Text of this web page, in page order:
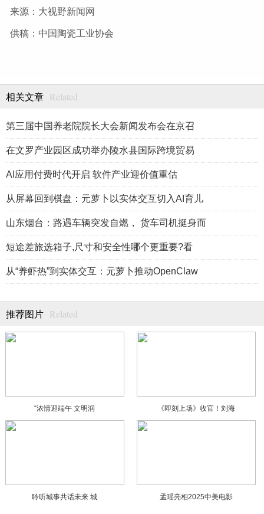
来源：大视野新闻网
供稿：中国陶瓷工业协会
相关文章 Related
第三届中国养老院院长大会新闻发布会在京召
在文罗产业园区成功举办陵水县国际跨境贸易
AI应用付费时代开启 软件产业迎价值重估
从屏幕回到棋盘：元萝卜以实体交互切入AI育儿
山东烟台：路遇车辆突发自燃， 货车司机挺身而
短途差旅选箱子,尺寸和安全性哪个更重要?看
从“养虾热”到实体交互：元萝卜推动OpenClaw
推荐图片 Related
“浓情迎端午 文明润 《即刻上场》收官！刘海
聆听城事共话未来 城 孟瑶亮相2025中美电影